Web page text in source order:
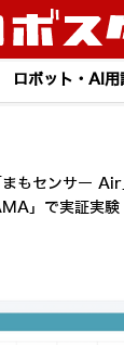
ロボット・AI用
もセンサー
」で実証実